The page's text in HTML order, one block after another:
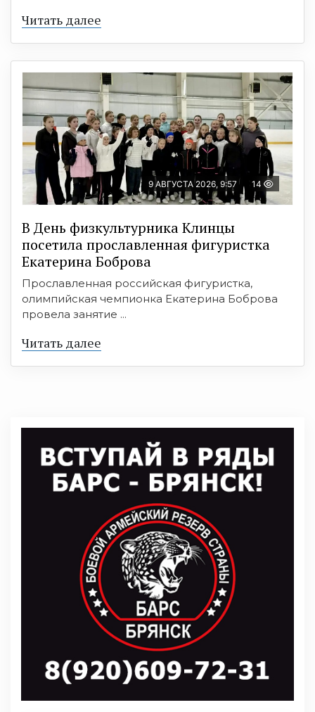
Читать далее
9 АВГУСТА 2026, 9:57 14
В День физкультурника Клинцы
посетила прославленная фигуристка
Екатерина Боброва
Прославленная российская фигуристка,
олимпийская чемпионка Екатерина Боброва
провела занятие ...
Читать далее